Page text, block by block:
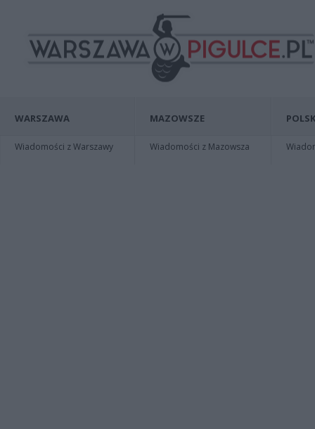
WARSZAWA
Wiadomości z Warszawy
MAZOWSZE
Wiadomości z Mazowsza